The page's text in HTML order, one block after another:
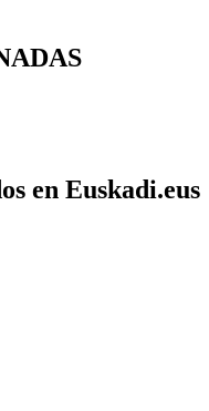
en Euskadi.eus